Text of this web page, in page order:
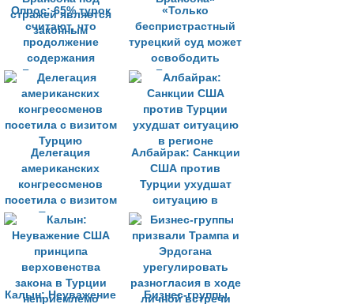
Опрос: 65% турок
считают, что
продолжение
содержания
Брансона под
стражей является
законным
«Только
беспристрастный
турецкий суд может
освободить
Брансона»
Делегация
американских
конгрессменов
посетила с визитом
Турцию
Албайрак: Санкции
США против
Турции ухудшат
ситуацию в
регионе
Калын: Неуважение
Бизнес-группы